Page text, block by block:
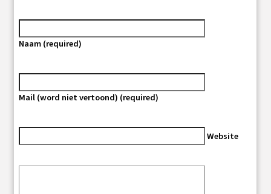
Naam (required)
Mail (word niet vertoond) (required)
Website